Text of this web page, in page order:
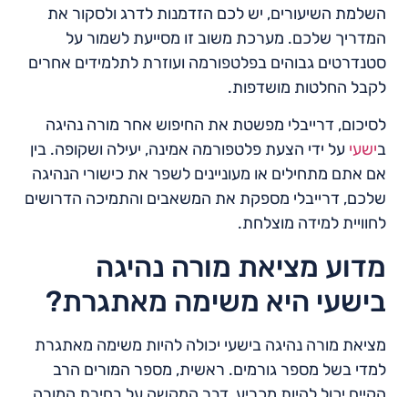
השלמת השיעורים, יש לכם הזדמנות לדרג ולסקור את
המדריך שלכם. מערכת משוב זו מסייעת לשמור על
סטנדרטים גבוהים בפלטפורמה ועוזרת לתלמידים אחרים
לקבל החלטות מושדפות.
לסיכום, דרייבלי מפשטת את החיפוש אחר מורה נהיגה
בישעי על ידי הצעת פלטפורמה אמינה, יעילה ושקופה. בין
אם אתם מתחילים או מעוניינים לשפר את כישורי הנהיגה
שלכם, דרייבלי מספקת את המשאבים והתמיכה הדרושים
לחוויית למידה מוצלחת.
מדוע מציאת מורה נהיגה
בישעי היא משימה מאתגרת?
מציאת מורה נהיגה בישעי יכולה להיות משימה מאתגרת
למדי בשל מספר גורמים. ראשית, מספר המורים הרב